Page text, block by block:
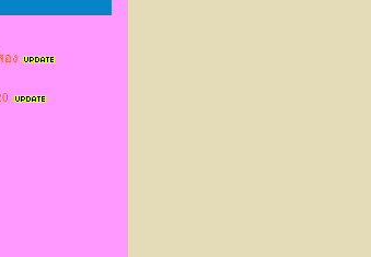
อง